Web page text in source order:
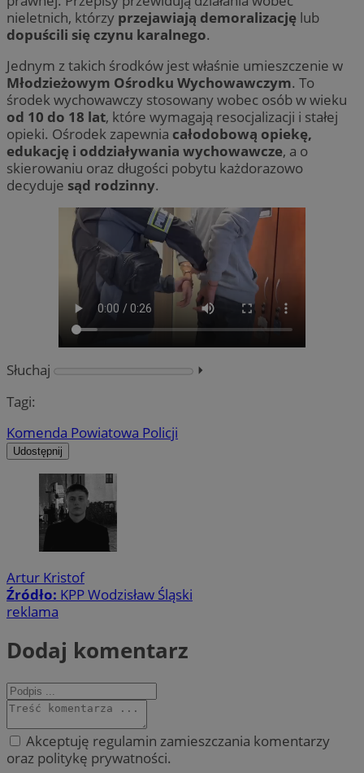
nieletnich, którzy przejawiają demoralizację lub
dopuścili się czynu karalnego.
Jednym z takich środków jest właśnie umieszczenie w
Młodzieżowym Ośrodku Wychowawczym. To
środek wychowawczy stosowany wobec osób w wieku
od 10 do 18 lat, które wymagają resocjalizacji i stałej
opieki. Ośrodek zapewnia całodobową opiekę,
edukację i oddziaływania wychowawcze, a o
skierowaniu oraz długości pobytu każdorazowo
decyduje sąd rodzinny.
Słuchaj
⏵︎
Tagi:
Komenda Powiatowa Policji
Udostępnij
Artur Kristof
Źródło: KPP Wodzisław Śląski
reklama
Dodaj komentarz
Akceptuję regulamin zamieszczania komentarzy
oraz politykę prywatności.